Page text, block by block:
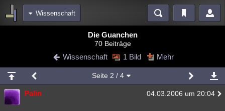
Wissenschaft
Blogs
Chat Wiki Neuigkeiten
meine Rubriken
Menschen Mystery Kriminalfälle
Die Guanchen
70 Beiträge
Wissenschaft 1 Bild Mehr
Seite 2 / 4
Palin 04.03.2006 um 20:04